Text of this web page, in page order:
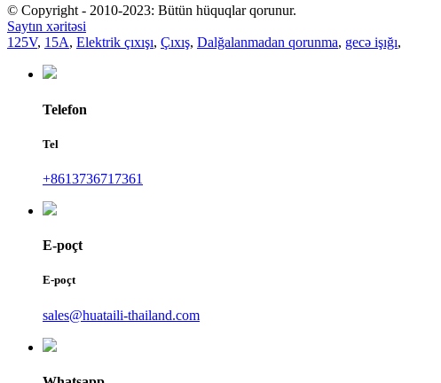
© Copyright - 2010-2023: Bütün hüquqlar qorunur.
Saytın xəritəsi
125V, 15A, Elektrik çıxışı, Çıxış, Dalğalanmadan qorunma, gecə işığı,
Telefon
Tel
+8613736717361
E-poçt
E-poçt
sales@huataili-thailand.com